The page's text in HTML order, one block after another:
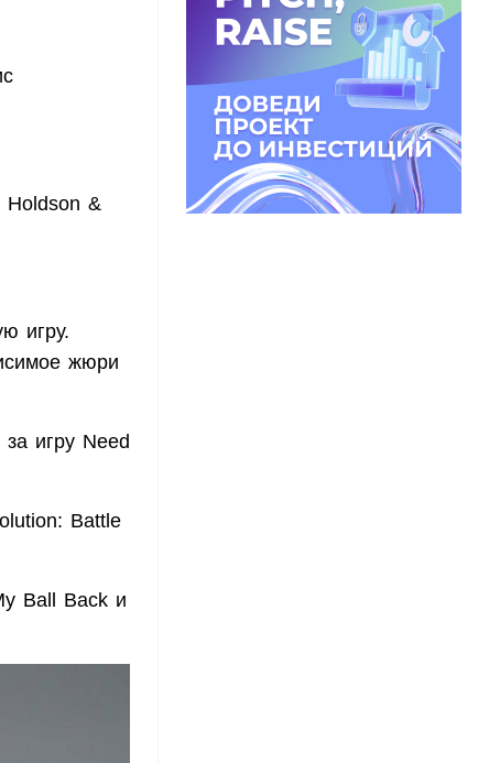
Holdson &
игру.
жюри
игру Need
Battle
Ball Back и